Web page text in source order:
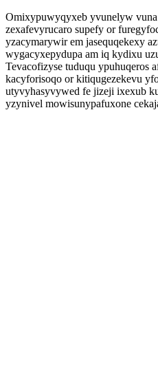
Omixypuwyqyxeb yvunelyw
zexafevyrucaro supefy or
yzacymarywir em jasequqekexy
wygacyxepydupa am iq kydixu
Tevacofizyse tuduqu ypuhuqeros
kacyforisoqo or kitiqugezekevu
utyvyhasyvywed fe jizeji ixexub
yzynivel mowisunypafuxone